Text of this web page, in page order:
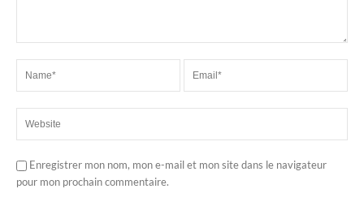
Enregistrer mon nom, mon e-mail et mon site dans le navigateur
pour mon prochain commentaire.